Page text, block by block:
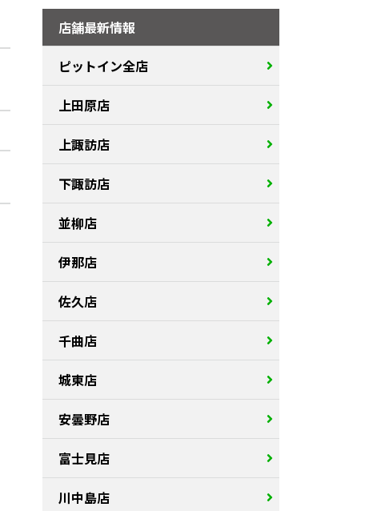
店舗最新情報
ピットイン全店
上田原店
上諏訪店
下諏訪店
並柳店
伊那店
佐久店
千曲店
城東店
安曇野店
富士見店
川中島店